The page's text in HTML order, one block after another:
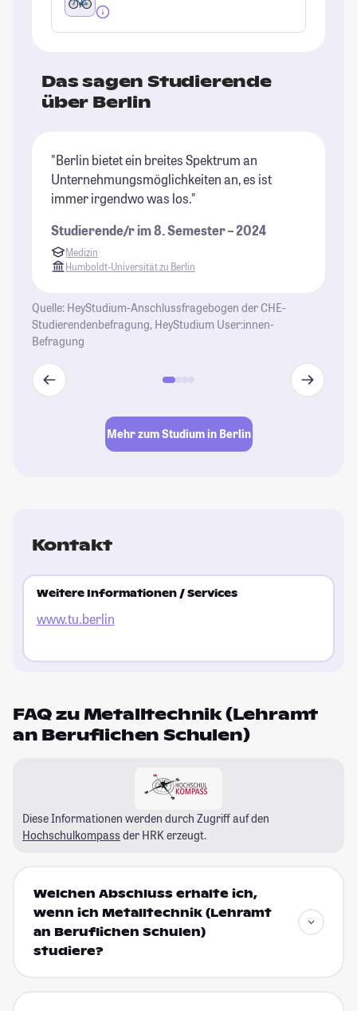
Das sagen Studierende
über Berlin
"Berlin bietet ein breites Spektrum an
Unternehmungsmöglichkeiten an, es ist
immer irgendwo was los."
Studierende/r im 8. Semester – 2024
Medizin
Humboldt-Universität zu Berlin
Quelle: HeyStudium-Anschlussfragebogen der CHE-
Studierendenbefragung, HeyStudium User:innen-
Befragung
Mehr zum Studium in Berlin
Kontakt
Weitere Informationen / Services
www.tu.berlin
FAQ zu Metalltechnik (Lehramt
an Beruflichen Schulen)
Diese Informationen werden durch Zugriff auf den
Hochschulkompass der HRK erzeugt.
Welchen Abschluss erhalte ich,
wenn ich Metalltechnik (Lehramt
an Beruflichen Schulen)
studiere?